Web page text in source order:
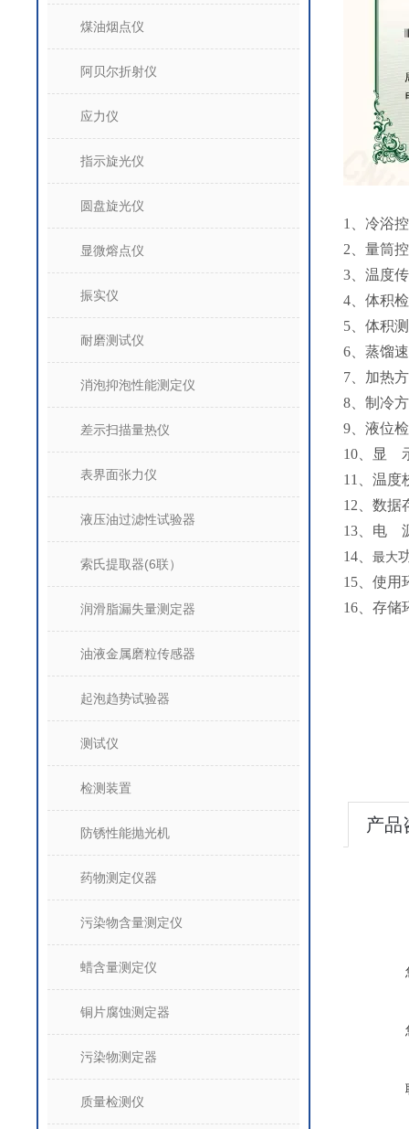
煤油烟点仪
阿贝尔折射仪
应力仪
指示旋光仪
圆盘旋光仪
显微熔点仪
振实仪
耐磨测试仪
消泡抑泡性能测定仪
差示扫描量热仪
表界面张力仪
液压油过滤性试验器
索氏提取器(6联）
润滑脂漏失量测定器
油液金属磨粒传感器
起泡趋势试验器
测试仪
检测装置
防锈性能抛光机
药物测定仪器
污染物含量测定仪
蜡含量测定仪
铜片腐蚀测定器
污染物测定器
质量检测仪
1、冷浴
2、量筒
3、温度
4、体积
5、体积
6、蒸馏
7、加热
8、制冷
9、液位
10、显
11、温度
12、数据
13、电
14、 最大
15、使用
16、存储
产品